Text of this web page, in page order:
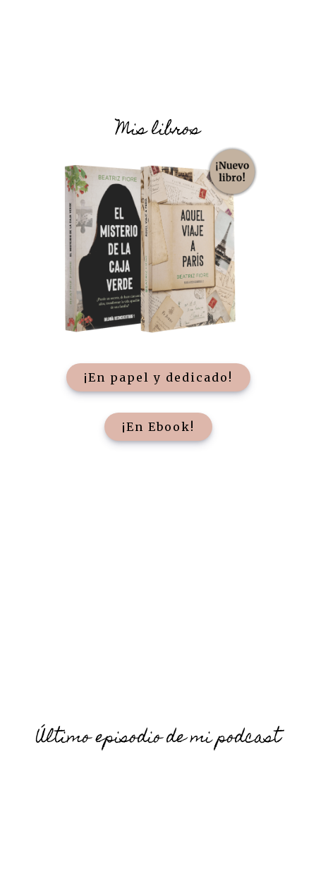
Mis libros
¡En papel y dedicado!
¡En Ebook!
Último episodio de mi podcast